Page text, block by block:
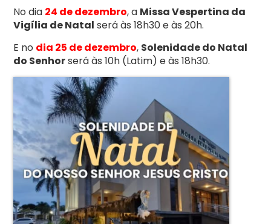
No dia 24 de dezembro, a Missa Vespertina da
Vigília de Natal será às 18h30 e às 20h.
E no dia 25 de dezembro, Solenidade do Natal
do Senhorserá às 10h (Latim) e às 18h30.